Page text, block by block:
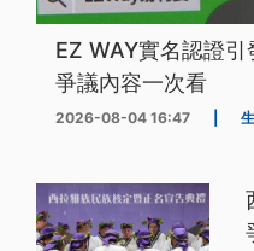
EZ WAY實名認證
爭議內容一次看
2026-08-04 16:47